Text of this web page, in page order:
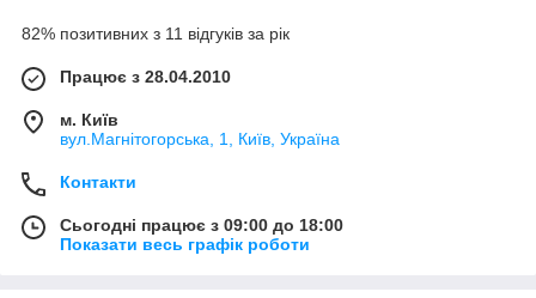
82% позитивних з 11 відгуків за рік
Працює з 28.04.2010
м. Київ
вул.Магнітогорська, 1, Київ, Україна
Контакти
Сьогодні працює з 09:00 до 18:00
Показати весь графік роботи